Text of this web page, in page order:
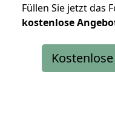
Füllen Sie jetzt das
kostenlose